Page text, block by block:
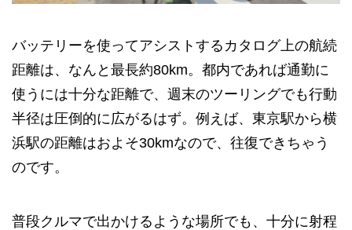
バッテリーを使ってアシストするカタログ上の航続
距離は、なんと最長約80km。都内であれば通勤に
使うには十分な距離で、週末のツーリングでも行動
半径は圧倒的に広がるはず。例えば、東京駅から横
浜駅の距離はおよそ30kmなので、往復できちゃう
のです。
普段クルマで出かけるような場所でも、十分に射程